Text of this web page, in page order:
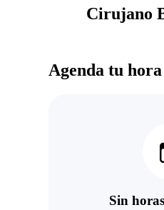
Cirujano
Agenda tu hora
Sin